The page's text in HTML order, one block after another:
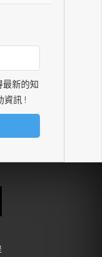
最新的知
資訊 !